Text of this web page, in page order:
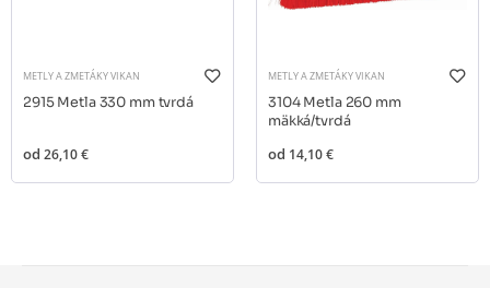
METLY A ZMETÁKY VIKAN
2915 Metla 330 mm tvrdá
od 26,10 €
METLY A ZMETÁKY VIKAN
3104 Metla 260 mm
mäkká/tvrdá
od 14,10 €